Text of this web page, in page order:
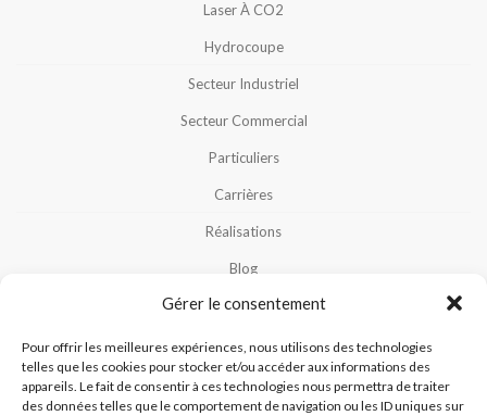
Gérer le consentement
Pour offrir les meilleures expériences, nous utilisons des technologies
telles que les cookies pour stocker et/ou accéder aux informations des
appareils. Le fait de consentir à ces technologies nous permettra de traiter
des données telles que le comportement de navigation ou les ID uniques sur
Laser À CO2
Hydrocoupe
Secteur Industriel
Secteur Commercial
Particuliers
Carrières
Réalisations
Blog
Notre Équipe
Nous Contacter
Politique De Cookies (CA)